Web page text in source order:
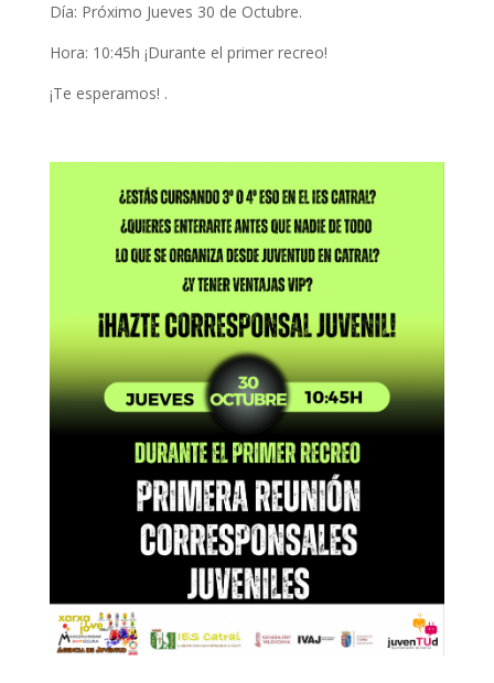
Día: Próximo Jueves 30 de Octubre.
Hora: 10:45h ¡Durante el primer recreo!
¡Te esperamos! .